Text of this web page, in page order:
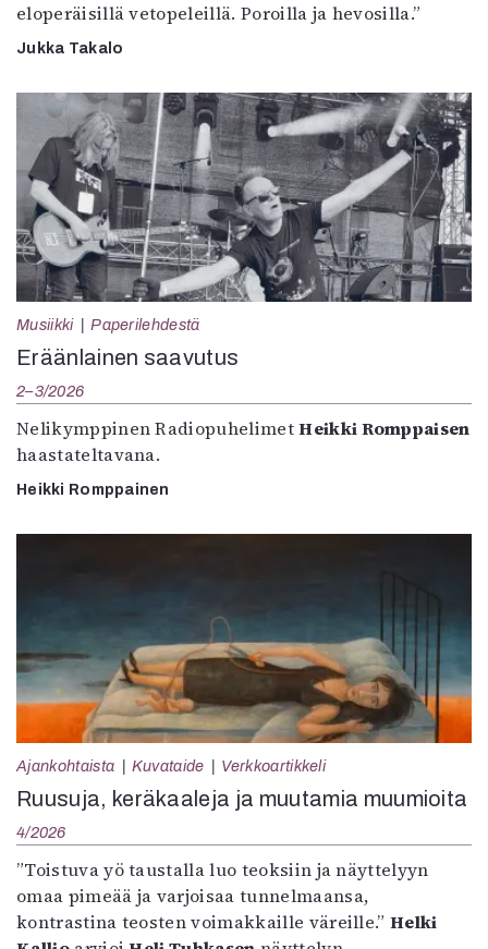
eloperäisillä vetopeleillä. Poroilla ja hevosilla.”
Jukka Takalo
Musiikki Paperilehdestä
Eräänlainen saavutus
2–3/2026
Nelikymppinen RadiopuhelimetHeikki Romppaisen
haastateltavana.
Heikki Romppainen
Ajankohtaista Kuvataide Verkkoartikkeli
Ruusuja, keräkaaleja ja muutamia muumioita
4/2026
”Toistuva yö taustalla luo teoksiin ja näyttelyyn
omaa pimeää ja varjoisaa tunnelmaansa,
kontrastina teosten voimakkaille väreille.”Helki